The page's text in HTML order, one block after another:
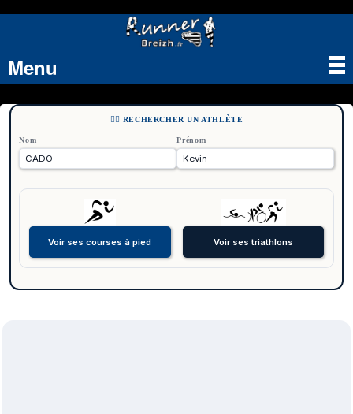
Menu
🏃‍♂️ RECHERCHER UN ATHLÈTE
Nom Prénom